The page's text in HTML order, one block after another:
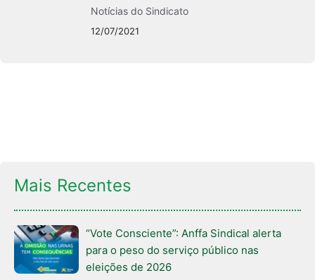
Notícias do Sindicato
12/07/2021
Mais Recentes
“Vote Consciente”: Anffa Sindical alerta
para o peso do serviço público nas
eleições de 2026